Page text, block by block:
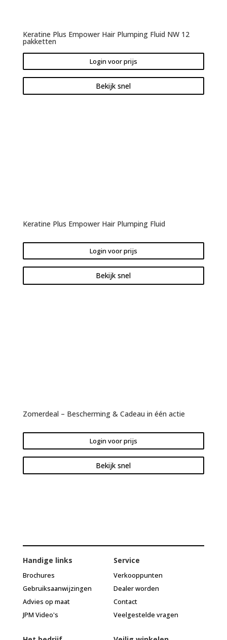
Keratine Plus Empower Hair Plumping Fluid NW 12
pakketten
Login voor prijs
Bekijk snel
Keratine Plus Empower Hair Plumping Fluid
Login voor prijs
Bekijk snel
Zomerdeal – Bescherming & Cadeau in één actie
Login voor prijs
Bekijk snel
Handige links
Brochures
Gebruiksaanwijzingen
Advies op maat
JPM Video's
Service
Verkooppunten
Dealer worden
Contact
Veelgestelde vragen